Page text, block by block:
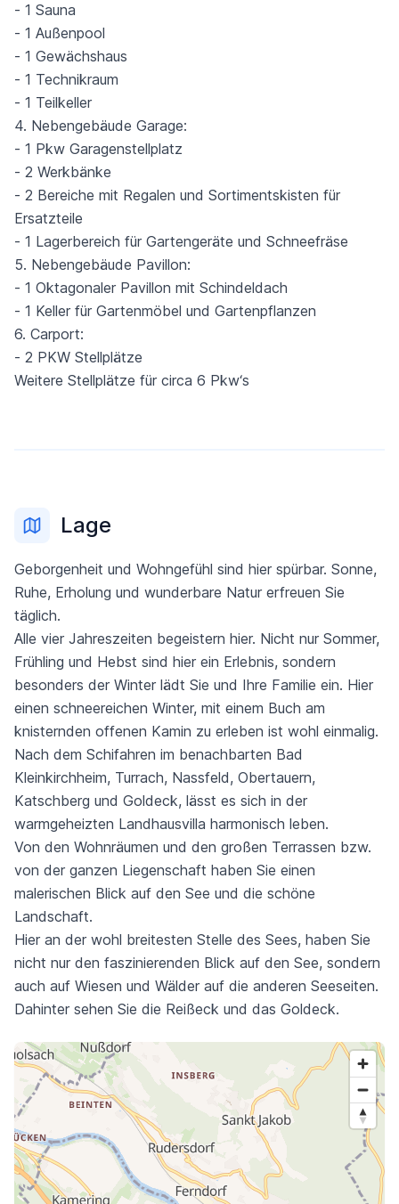
- 1 Sauna
- 1 Außenpool
- 1 Gewächshaus
- 1 Technikraum
- 1 Teilkeller
4. Nebengebäude Garage:
- 1 Pkw Garagenstellplatz
- 2 Werkbänke
- 2 Bereiche mit Regalen und Sortimentskisten für
Ersatzteile
- 1 Lagerbereich für Gartengeräte und Schneefräse
5. Nebengebäude Pavillon:
- 1 Oktagonaler Pavillon mit Schindeldach
- 1 Keller für Gartenmöbel und Gartenpflanzen
6. Carport:
- 2 PKW Stellplätze
Weitere Stellplätze für circa 6 Pkw‘s
Lage
Geborgenheit und Wohngefühl sind hier spürbar. Sonne,
Ruhe, Erholung und wunderbare Natur erfreuen Sie
täglich.
Alle vier Jahreszeiten begeistern hier. Nicht nur Sommer,
Frühling und Hebst sind hier ein Erlebnis, sondern
besonders der Winter lädt Sie und Ihre Familie ein. Hier
einen schneereichen Winter, mit einem Buch am
knisternden offenen Kamin zu erleben ist wohl einmalig.
Nach dem Schifahren im benachbarten Bad
Kleinkirchheim, Turrach, Nassfeld, Obertauern,
Katschberg und Goldeck, lässt es sich in der
warmgeheizten Landhausvilla harmonisch leben.
Von den Wohnräumen und den großen Terrassen bzw.
von der ganzen Liegenschaft haben Sie einen
malerischen Blick auf den See und die schöne
Landschaft.
Hier an der wohl breitesten Stelle des Sees, haben Sie
nicht nur den faszinierenden Blick auf den See, sondern
auch auf Wiesen und Wälder auf die anderen Seeseiten.
Dahinter sehen Sie die Reißeck und das Goldeck.